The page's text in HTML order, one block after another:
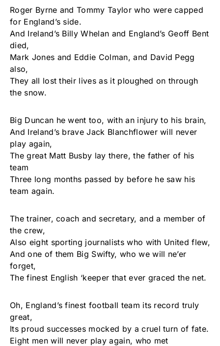
Roger Byrne and Tommy Taylor who were capped
for England’s side.
And Ireland’s Billy Whelan and England’s Geoff Bent
died,
Mark Jones and Eddie Colman, and David Pegg
also,
They all lost their lives as it ploughed on through
the snow.
Big Duncan he went too, with an injury to his brain,
And Ireland’s brave Jack Blanchflower will never
play again,
The great Matt Busby lay there, the father of his
team
Three long months passed by before he saw his
team again.
The trainer, coach and secretary, and a member of
the crew,
Also eight sporting journalists who with United flew,
And one of them Big Swifty, who we will ne’er
forget,
The finest English ‘keeper that ever graced the net.
Oh, England’s finest football team its record truly
great,
Its proud successes mocked by a cruel turn of fate.
Eight men will never play again, who met